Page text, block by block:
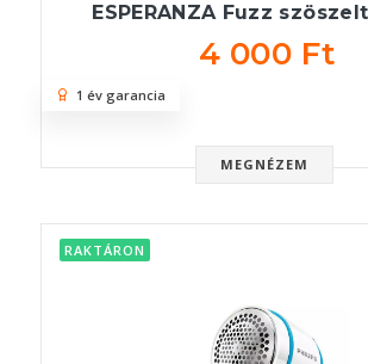
ESPERANZA Fuzz
4 000 Ft
MEGNÉZEM
1 év garancia
RAKTÁRON